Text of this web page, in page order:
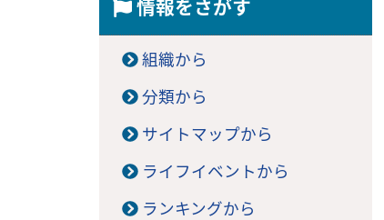
情報をさがす
組織から
分類から
サイトマップから
ライフイベントから
ランキングから